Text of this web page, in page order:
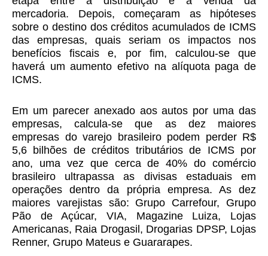
mercadoria. Depois, começaram as hipóteses
sobre o destino dos créditos acumulados de ICMS
das empresas, quais seriam os impactos nos
benefícios fiscais e, por fim, calculou-se que
haverá um aumento efetivo na alíquota paga de
ICMS.
Em um parecer anexado aos autos por uma das
empresas, calcula-se que as dez maiores
empresas do varejo brasileiro podem perder R$
5,6 bilhões de créditos tributários de ICMS por
ano, uma vez que cerca de 40% do comércio
brasileiro ultrapassa as divisas estaduais em
operações dentro da própria empresa. As dez
maiores varejistas são: Grupo Carrefour, Grupo
Pão de Açúcar, VIA, Magazine Luiza, Lojas
Americanas, Raia Drogasil, Drogarias DPSP, Lojas
Renner, Grupo Mateus e Guararapes.